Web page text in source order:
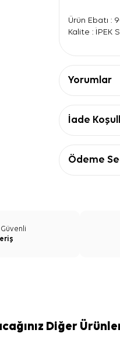
Ürün Ebatı :
Kalite : İPEK
Yorumlar
İade
Ödeme
Güvenli
Diğer